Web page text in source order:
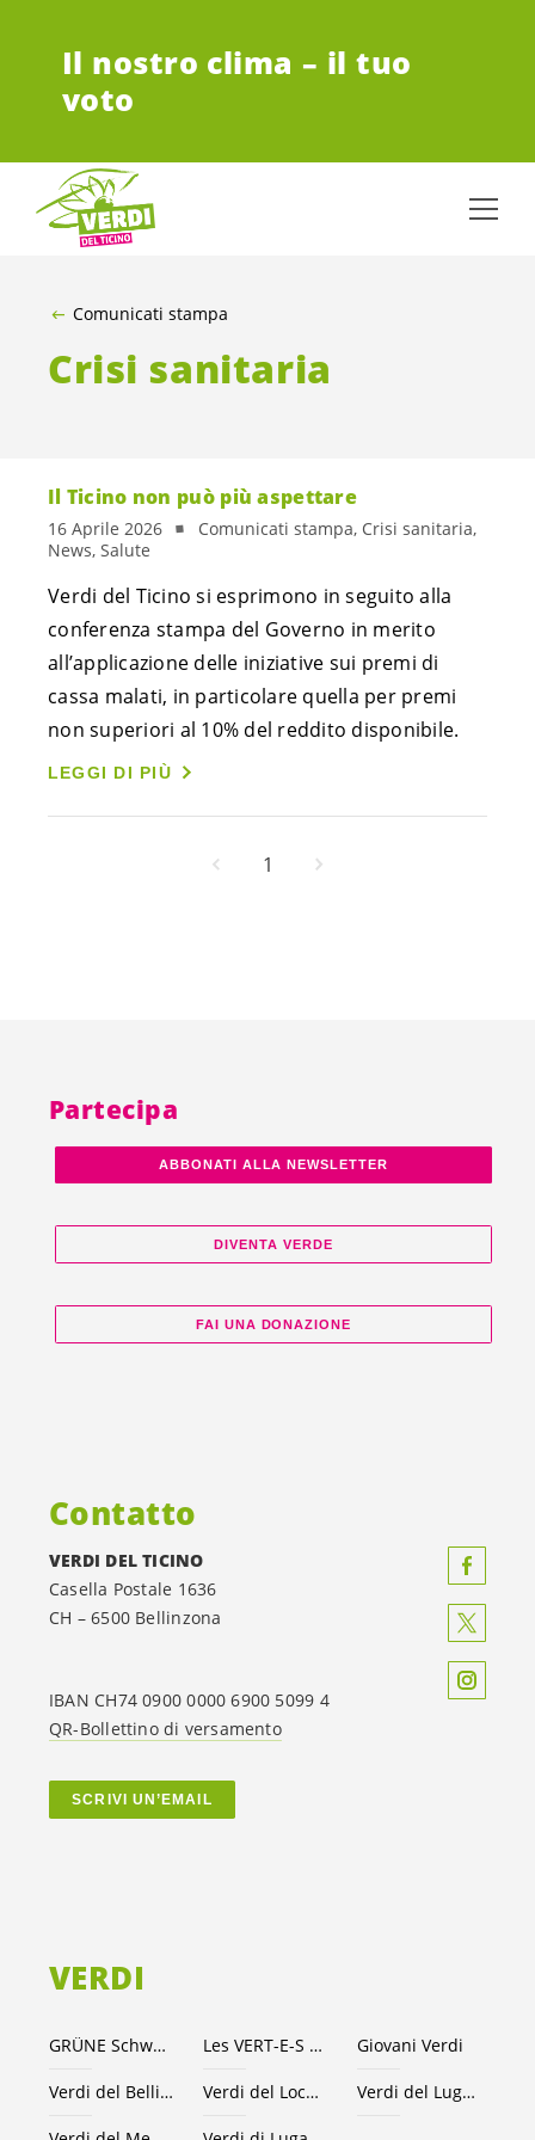
Il nostro clima – il tuo
voto
Comunicati stampa
Crisi sanitaria
Il Ticino non può più aspettare
16 Aprile 2026
Comunicati stampa, Crisi sanitaria,
News, Salute
Verdi del Ticino si esprimono in seguito alla
conferenza stampa del Governo in merito
all’applicazione delle iniziative sui premi di
cassa malati, in particolare quella per premi
non superiori al 10% del reddito disponibile.
LEGGI DI PIÙ
1
VERDI
GRÜNE Schweiz Les VERT-E-S suisses Giovani Verdi
Verdi del Bellinzonese e valli Verdi del Locarnese Verdi del Luganese
Partecipa
ABBONATI ALLA NEWSLETTER
DIVENTA VERDE
FAI UNA DONAZIONE
Contatto
VERDI DEL TICINO
Casella Postale 1636
CH – 6500 Bellinzona
IBAN CH74 0900 0000 6900 5099 4
QR-Bollettino di versamento
SCRIVI UN’EMAIL